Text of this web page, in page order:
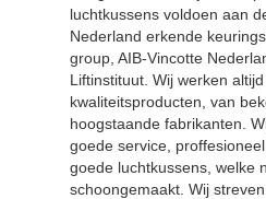
luchtkussens voldoen aan
Nederland erkende
group, AIB-Vincotte
Liftinstituut. Wij werken
kwaliteitsproducten, van
hoogstaande fabrikanten.
goede service,
goede luchtkussens, welke
schoongemaakt. Wij